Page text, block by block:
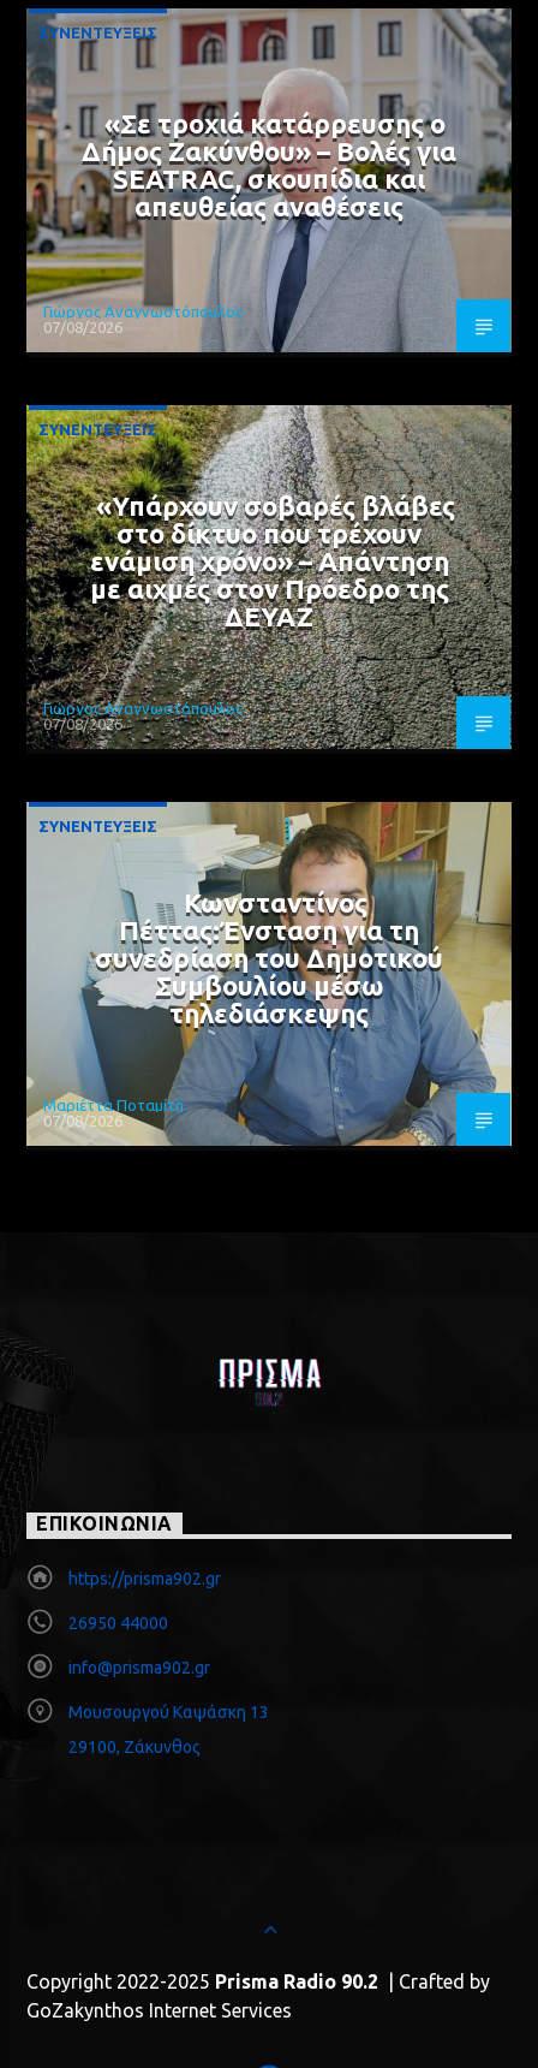
ΣΥΝΕΝΤΕΥΞΕΙΣ
«Σε τροχιά κατάρρευσης ο
Δήμος Ζακύνθου» – Βολές για
SEATRAC, σκουπίδια και
απευθείας αναθέσεις
Γιώργος Αναγνωστόπουλος
07/08/2026
ΣΥΝΕΝΤΕΥΞΕΙΣ
«Υπάρχουν σοβαρές βλάβες
στο δίκτυο που τρέχουν
ενάμιση χρόνο» – Απάντηση
με αιχμές στον Πρόεδρο της
ΔΕΥΑΖ
Γιώργος Αναγνωστόπουλος
07/08/2026
ΣΥΝΕΝΤΕΥΞΕΙΣ
Κωνσταντίνος
Πέττας:Ένσταση για τη
συνεδρίαση του Δημοτικού
Συμβουλίου μέσω
τηλεδιάσκεψης
Μαριέττα Ποταμίτη
07/08/2026
ΕΠΙΚΟΙΝΩΝΙΑ
https://prisma902.gr
26950 44000
info@prisma902.gr
Μουσουργού Καψάσκη 13
29100, Ζάκυνθος
Copyright 2022-2025 Prisma Radio 90.2 | Crafted by
GoZakynthos Internet Services